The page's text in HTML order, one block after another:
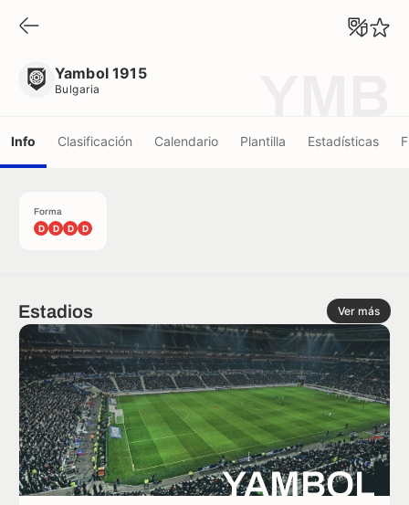
Yambol 1915
Bulgaria
Info Clasificación Calendario Plantilla Estadísticas
Forma
D D D D
Estadios Ver más
YAMBOL